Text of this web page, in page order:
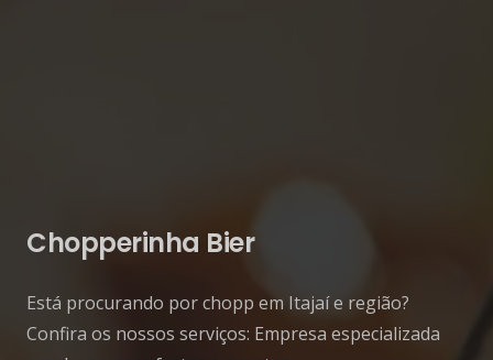
Chopperinha Bier
Está procurando por chopp em Itajaí e região?
Confira os nossos serviços: Empresa especializada